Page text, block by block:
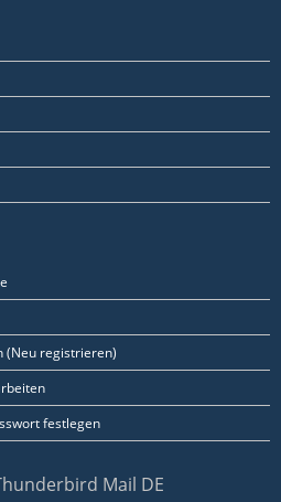
(Neu registrieren)
festlegen
Mail DE